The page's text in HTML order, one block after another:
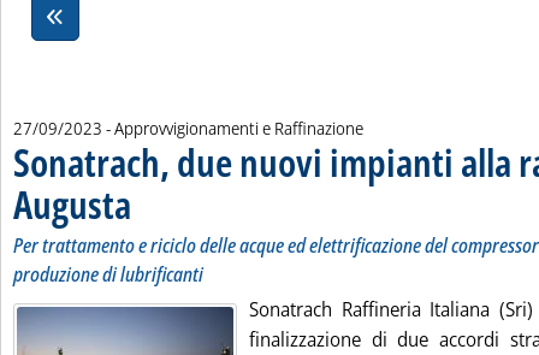
27/09/2023 - Approvvigionamenti e Raffinazione
Sonatrach, due nuovi impianti alla
Augusta . Sottotitolo: Per trattamento e riciclo delle acque ed elettrificazione
. Pubblicata mercoledì 27 settembre 2023 alle 14.14.
Per trattamento e riciclo delle acque ed elettrificazione del
produzione di lubrificanti
Sonatrach Raffineria Italiana
finalizzazione di due accordi